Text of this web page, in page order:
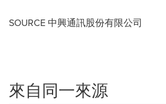
SOURCE 中興通訊股份有限公司
來自同一來源